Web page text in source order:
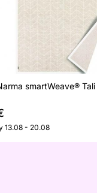
smartWeave®
13.08 - 20.08